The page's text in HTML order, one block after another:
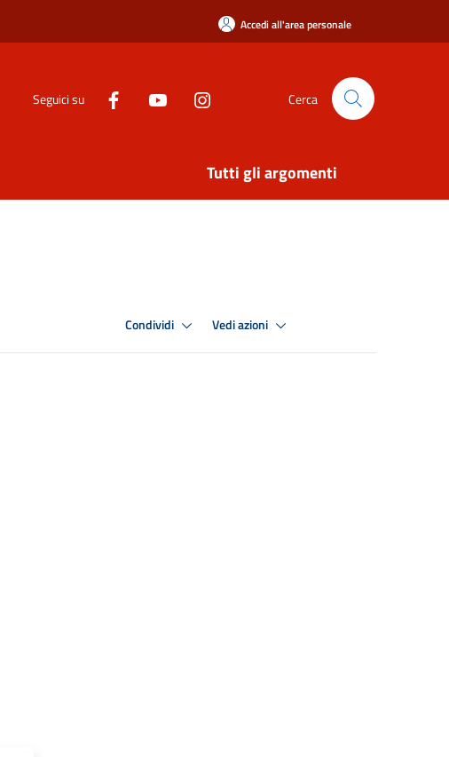
Accedi all'area personale
Seguici su Cerca
Tutti gli argomenti
Condividi Vedi azioni